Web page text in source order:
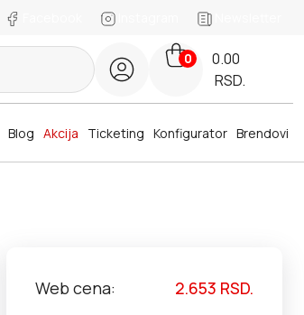
Instagram Newsletter
0
0.00
RSD.
Brendovi
Blog Akcija Ticketing Konfigurator
Web cena: 2.653 RSD.